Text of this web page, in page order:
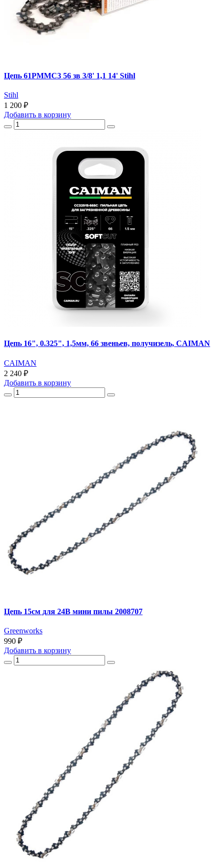
Цепь 61PMMC3 56 зв 3/8' 1,1 14' Stihl
Stihl
1 200 ₽
Добавить в корзину
Цепь 16", 0.325", 1,5мм, 66 звеньев, получизель, CAIMAN
CAIMAN
2 240 ₽
Добавить в корзину
Цепь 15см для 24В мини пилы 2008707
Greenworks
990 ₽
Добавить в корзину